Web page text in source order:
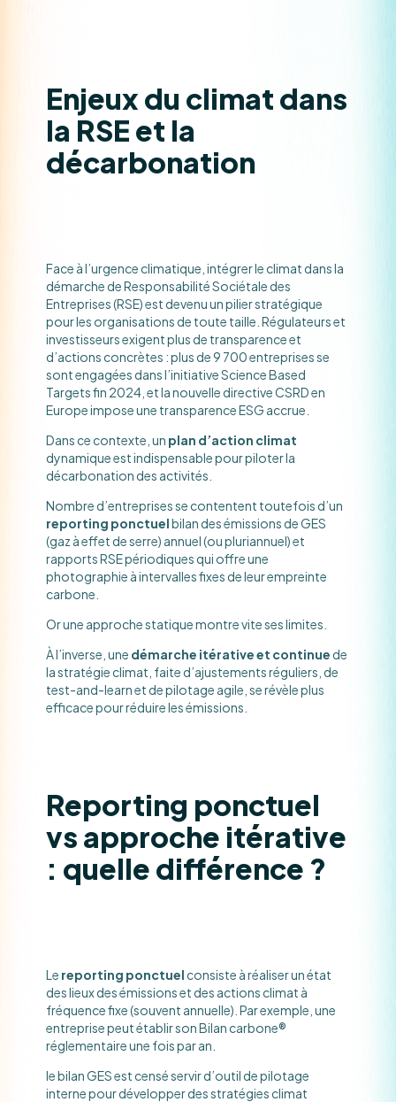
Enjeux du climat dans
la RSE et la
décarbonation
Face à l’urgence climatique, intégrer le climat dans la
démarche de Responsabilité Sociétale des
Entreprises (RSE) est devenu un pilier stratégique
pour les organisations de toute taille. Régulateurs et
investisseurs exigent plus de transparence et
d’actions concrètes : plus de 9 700 entreprises se
sont engagées dans l’initiative Science Based
Targets fin 2024, et la nouvelle directive CSRD en
Europe impose une transparence ESG accrue.
Dans ce contexte, un plan d’action climat
dynamique est indispensable pour piloter la
décarbonation des activités.
Nombre d’entreprises se contentent toutefois d’un
reporting ponctuelbilan des émissions de GES
(gaz à effet de serre) annuel (ou pluriannuel) et
rapports RSE périodiques qui offre une
photographie à intervalles fixes de leur empreinte
carbone.
Or une approche statique montre vite ses limites.
À l’inverse, une démarche itérative et continue de
la stratégie climat, faite d’ajustements réguliers, de
test-and-learn et de pilotage agile, se révèle plus
efficace pour réduire les émissions.
Reporting ponctuel
vs approche itérative
: quelle différence ?
Le reporting ponctuel consiste à réaliser un état
des lieux des émissions et des actions climat à
fréquence fixe (souvent annuelle). Par exemple, une
entreprise peut établir son Bilan carbone®
réglementaire une fois par an.
le bilan GES est censé servir d’outil de pilotage
interne pour développer des stratégies climat